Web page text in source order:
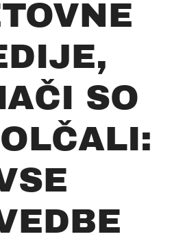
SO